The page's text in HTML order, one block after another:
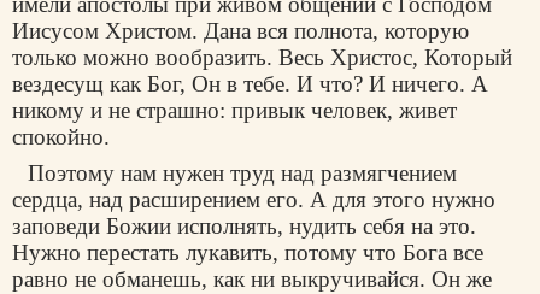
Иисусом Христом. Дана вся полнота, которую
только можно вообразить. Весь Христос, Который
вездесущ как Бог, Он в тебе. И что? И ничего. А
никому и не страшно: привык человек, живет
спокойно.
Поэтому нам нужен труд над размягчением
сердца, над расширением его. А для этого нужно
заповеди Божии исполнять, нудить себя на это.
Нужно перестать лукавить, потому что Бога все
равно не обманешь, как ни выкручивайся. Он же